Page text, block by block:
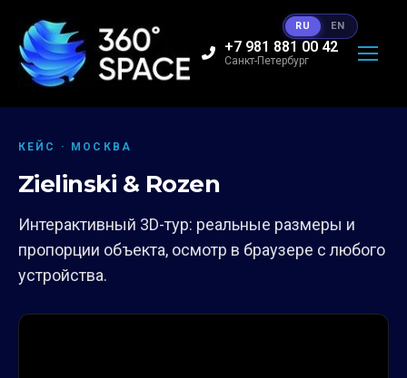
+7 981 881 00 42
Санкт-Петербург
КЕЙС · МОСКВА
Zielinski & Rozen
Интерактивный 3D-тур: реальные размеры и
пропорции объекта, осмотр в браузере с любого
устройства.
RU EN